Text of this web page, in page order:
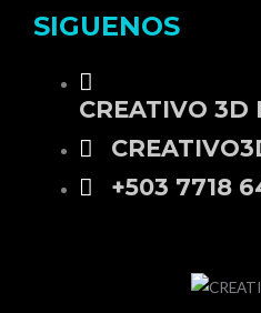
SIGUENOS
CREATIVO 3D
+503 7718